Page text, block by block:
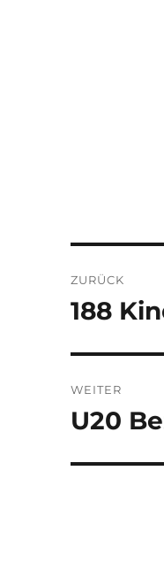
ZURÜCK
Vorheriger
188
WEITER
Nächster
U20